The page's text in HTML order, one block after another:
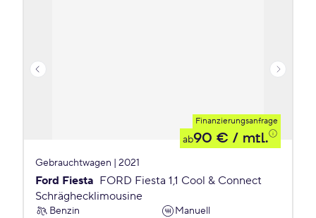
Finanzierungsanfrage
ab90 € / mtl.
Gebrauchtwagen | 2021
Ford Fiesta FORD Fiesta 1,1 Cool & Connect
Schräghecklimousine
Benzin
Manuell